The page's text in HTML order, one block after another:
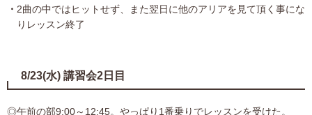
2曲の中ではヒットせず、また翌日に他のアリアを見て頂く事にな
りレッスン終了
8/23(水) 講習会2日目
◎午前の部9:00～12:45。やっぱり1番乗りでレッスンを受けた。